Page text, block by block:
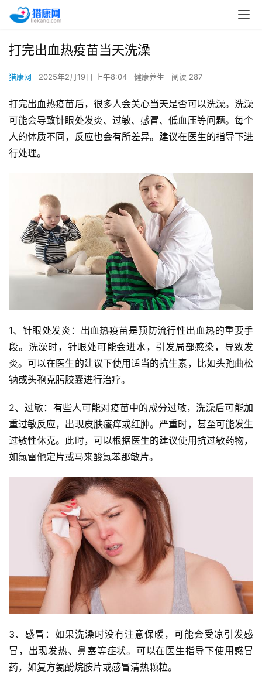
打完出血热疫苗当天洗澡
猎康网 2025年2月19日 上午8:04 健康养生 阅读 287
打完出血热疫苗后，很多人会关心当天是否可以洗澡。洗澡
可能会导致针眼处发炎、过敏、感冒、低血压等问题。每个
人的体质不同，反应也会有所差异。建议在医生的指导下进
行处理。
1、针眼处发炎：出血热疫苗是预防流行性出血热的重要手
段。洗澡时，针眼处可能会进水，引发局部感染，导致发
炎。可以在医生的建议下使用适当的抗生素，比如头孢曲松
钠或头孢克肟胶囊进行治疗。
2、过敏：有些人可能对疫苗中的成分过敏，洗澡后可能加
重过敏反应，出现皮肤瘙痒或红肿。严重时，甚至可能发生
过敏性休克。此时，可以根据医生的建议使用抗过敏药物，
如氯雷他定片或马来酸氯苯那敏片。
3、感冒：如果洗澡时没有注意保暖，可能会受凉引发感
冒，出现发热、鼻塞等症状。可以在医生指导下使用感冒
药，如复方氨酚烷胺片或感冒清热颗粒。